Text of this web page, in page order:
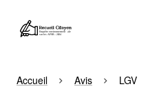
Accueil Avis LGV